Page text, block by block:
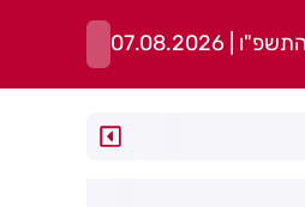
07.08.2026